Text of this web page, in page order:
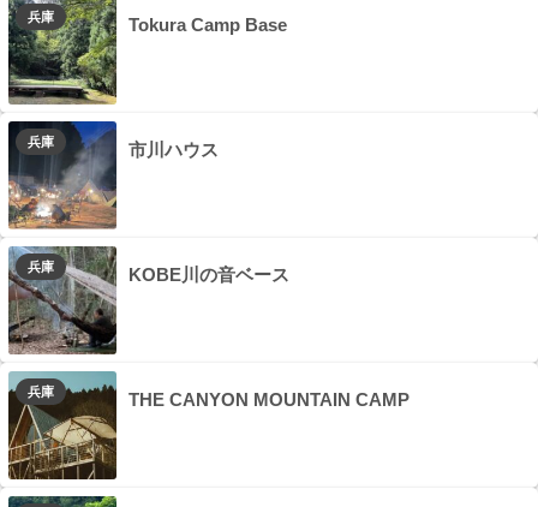
Tokura Camp Base
兵庫
市川ハウス
兵庫
KOBE川の音ベース
兵庫
THE CANYON MOUNTAIN CAMP
兵庫